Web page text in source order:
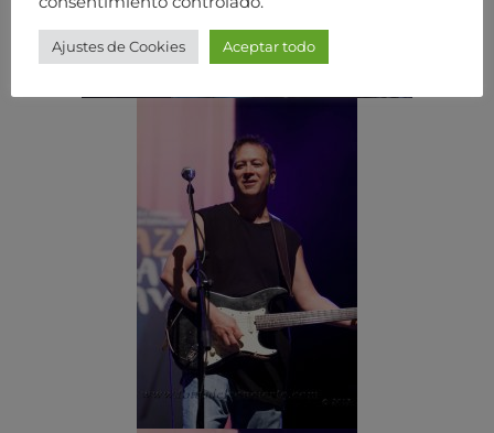
Ajustes de Cookies Aceptar todo